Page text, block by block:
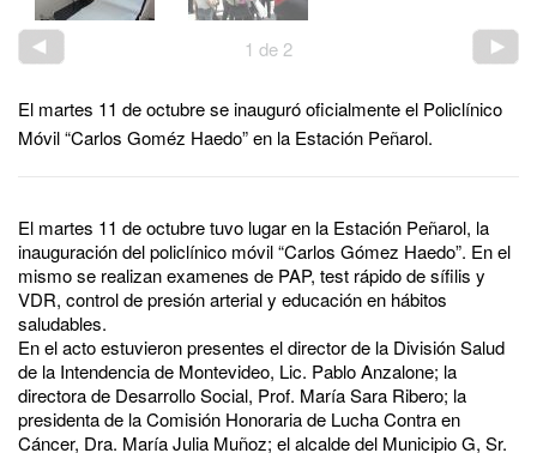
1 de 2
El martes 11 de octubre se inauguró oficialmente el Policlínico
Móvil “Carlos Goméz Haedo” en la Estación Peñarol.
El martes 11 de octubre tuvo lugar en la Estación Peñarol, la
inauguración del policlínico móvil “Carlos Gómez Haedo”. En el
mismo se realizan examenes de PAP, test rápido de sífilis y
VDR, control de presión arterial y educación en hábitos
saludables.
En el acto estuvieron presentes el director de la División Salud
de la Intendencia de Montevideo, Lic. Pablo Anzalone; la
directora de Desarrollo Social, Prof. María Sara Ribero; la
presidenta de la Comisión Honoraria de Lucha Contra en
Cáncer, Dra. María Julia Muñoz; el alcalde del Municipio G, Sr.